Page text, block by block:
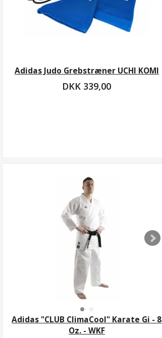
Adidas Judo Grebstræner UCHI KOMI
DKK 339,00
Adidas "CLUB ClimaCool" Karate Gi - 8
Oz. - WKF